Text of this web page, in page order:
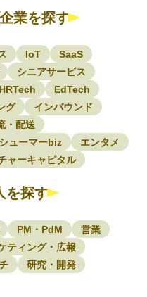
業を探す
IoT
SaaS
シニアサービス
HRTech
EdTech
グ
インバウンド
・配送
ューマーbiz
エンタメ
ャーキャピタル
を探す
PM・PdM
営業
ティング・広報
研究・開発